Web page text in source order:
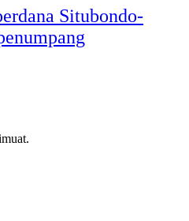
Situbondo-